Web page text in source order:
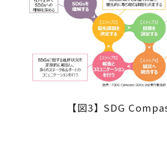
【図3】SDG